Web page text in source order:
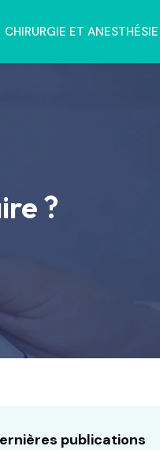
CHIRURGIE ET ANESTHÉSIE
?
publications